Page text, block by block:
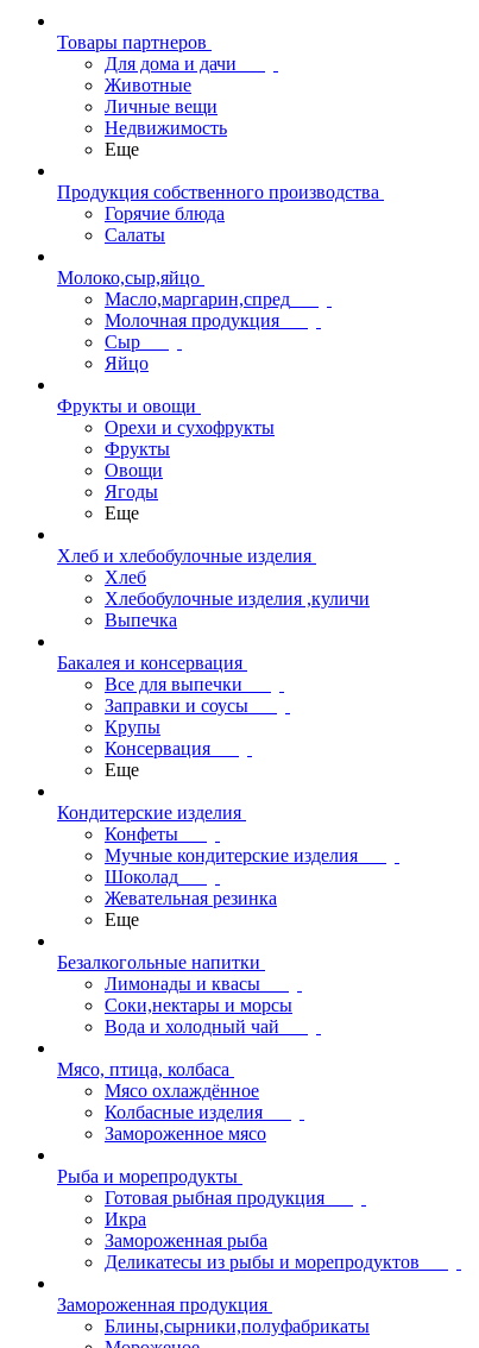
Товары партнеров
Для дома и дачи
Животные
Личные вещи
Недвижимость
Еще
Продукция собственного производства
Горячие блюда
Салаты
Молоко,сыр,яйцо
Масло,маргарин,спред
Молочная продукция
Сыр
Яйцо
Фрукты и овощи
Орехи и сухофрукты
Фрукты
Овощи
Ягоды
Еще
Хлеб и хлебобулочные изделия
Хлеб
Хлебобулочные изделия ,куличи
Выпечка
Бакалея и консервация
Все для выпечки
Заправки и соусы
Крупы
Консервация
Еще
Кондитерские изделия
Конфеты
Мучные кондитерские изделия
Шоколад
Жевательная резинка
Еще
Безалкогольные напитки
Лимонады и квасы
Соки,нектары и морсы
Вода и холодный чай
Мясо, птица, колбаса
Мясо охлаждённое
Колбасные изделия
Замороженное мясо
Рыба и морепродукты
Готовая рыбная продукция
Икра
Замороженная рыба
Деликатесы из рыбы и морепродуктов
Замороженная продукция
Блины,сырники,полуфабрикаты